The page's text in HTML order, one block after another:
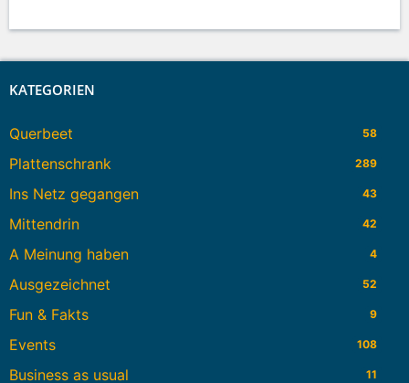
KATEGORIEN
Querbeet 58
Plattenschrank 289
Ins Netz gegangen 43
Mittendrin 42
A Meinung haben 4
Ausgezeichnet 52
Fun & Fakts 9
Events 108
Business as usual 11